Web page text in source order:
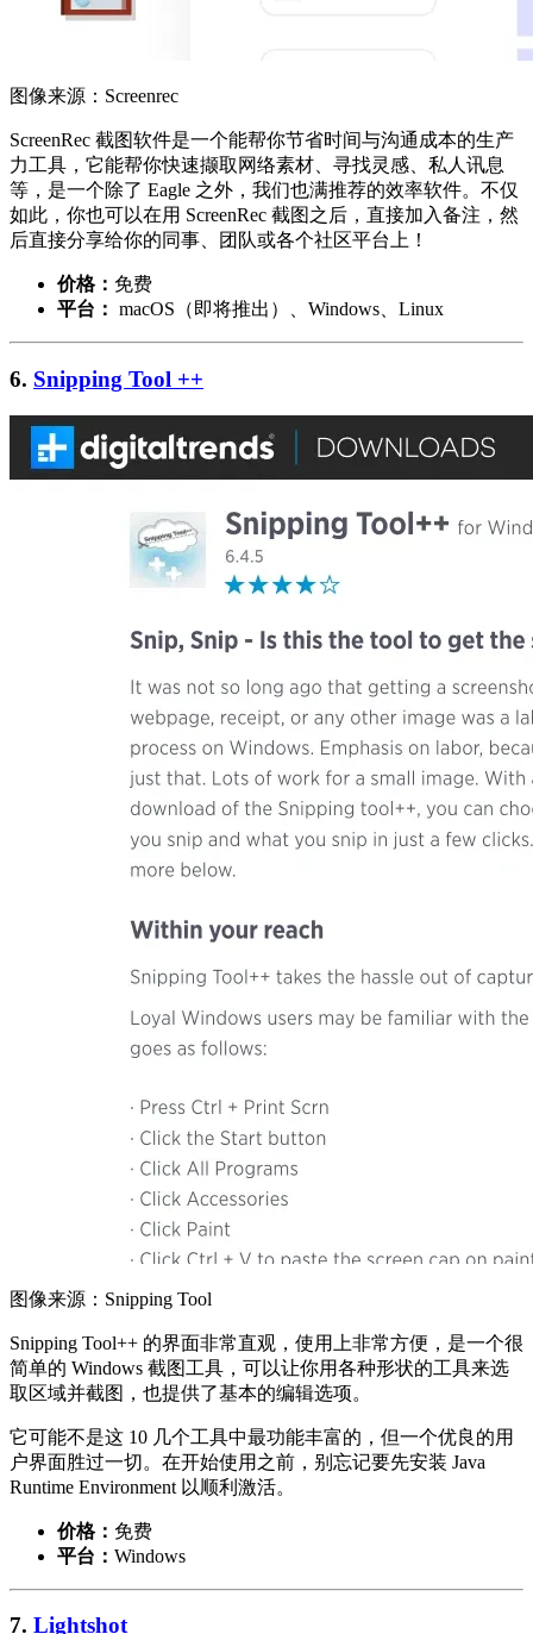
图像来源：Screenrec
ScreenRec 截图软件是一个能帮你节省时间与沟通成本的生产
力工具，它能帮你快速撷取网络素材、寻找灵感、私人讯息
等，是一个除了 Eagle 之外，我们也满推荐的效率软件。不仅
如此，你也可以在用 ScreenRec 截图之后，直接加入备注，然
后直接分享给你的同事、团队或各个社区平台上！
价格： 免费
平台： macOS（即将推出）、Windows、Linux
6. Snipping Tool ++
图像来源：Snipping Tool
Snipping Tool++ 的界面非常直观，使用上非常方便，是一个很
简单的 Windows 截图工具，可以让你用各种形状的工具来选
取区域并截图，也提供了基本的编辑选项。
它可能不是这 10 几个工具中最功能丰富的，但一个优良的用
户界面胜过一切。在开始使用之前，别忘记要先安装 Java
Runtime Environment 以顺利激活。
价格： 免费
平台： Windows
7. Lightshot